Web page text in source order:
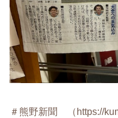
＃熊野新聞 （https://